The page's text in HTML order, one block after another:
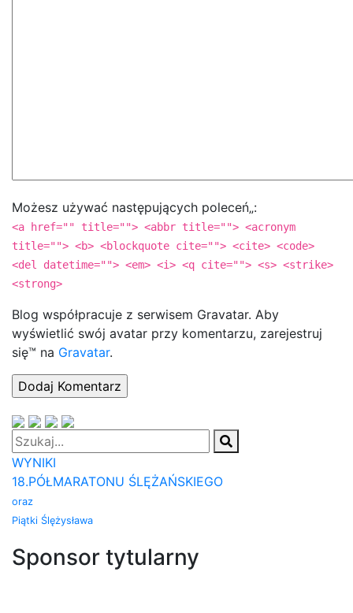
Możesz używać następujących poleceń„:
<a href="" title=""> <abbr title=""> <acronym
title=""> <b> <blockquote cite=""> <cite> <code>
<del datetime=""> <em> <i> <q cite=""> <s> <strike>
<strong>
Blog współpracuje z serwisem Gravatar. Aby
wyświetlić swój avatar przy komentarzu, zarejestruj
się™ na Gravatar.
WYNIKI
18.PÓŁMARATONU ŚLĘŻAŃSKIEGO
oraz
Piątki Ślężysława
Sponsor tytularny